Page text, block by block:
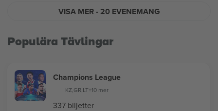
VISA MER- 20 EVENEMANG
Populära Tävlingar
Champions League
KZ,GR,LT+10 mer
337 biljetter